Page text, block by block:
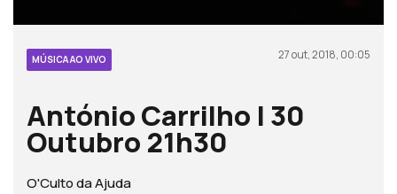
MÚSICA AO VIVO 27 out, 2018, 00:05
António Carrilho | 30
Outubro 21h30
O'Culto da Ajuda